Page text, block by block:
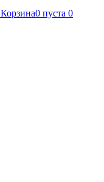
Корзина0 пуста 0